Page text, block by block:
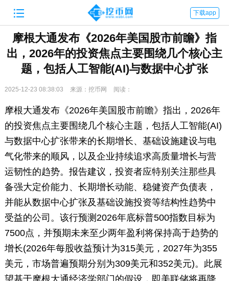
 下载app
摩根大通发布《2026年美国股市前瞻》指
出，2026年的投资焦点主要围绕几个核心主
题，包括人工智能(AI)与数据中心扩张
2025-12-23 08:38:03 来源：挖币网 阅读：
摩根大通发布《2026年美国股市前瞻》指出，2026年
的投资焦点主要围绕几个核心主题，包括人工智能(AI)
与数据中心扩张带来的长期增长、基础设施建设与电
气化带来的顺风，以及企业持续追求高质量增长与营
运韧性的趋势。报告建议，投资者应特别关注那些具
备强大定价能力、长期增长动能、稳健资产负债表，
并能从数据中心扩张及基础设施投资等结构性趋势中
受益的公司。该行预测2026年底标普500指数目标为
7500点，并预期未来至少两年盈利将保持高于趋势的
增长(2026年每股收益预计为315美元，2027年为355
美元，市场普遍预期分别为309美元和352美元)。此展
望基于摩根大通经济学部门的假设，即美联储将再降